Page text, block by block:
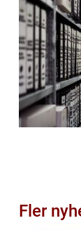
Fler